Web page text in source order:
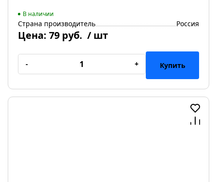
В наличии
Страна производитель Россия
Цена: 79 руб. / шт
- + Купить